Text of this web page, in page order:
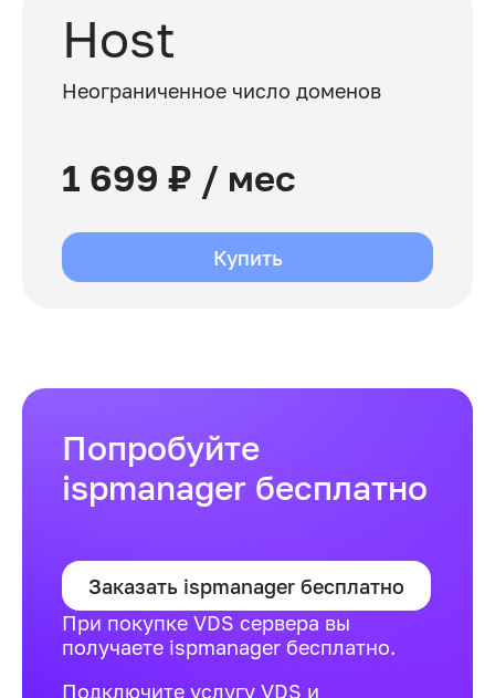
Host
Неограниченное число доменов
1 699 ₽ / мес
Купить
Попробуйте
ispmanager бесплатно
Заказать ispmanager бесплатно
При покупке VDS сервера вы
получаете ispmanager бесплатно.
Подключите услугу VDS и